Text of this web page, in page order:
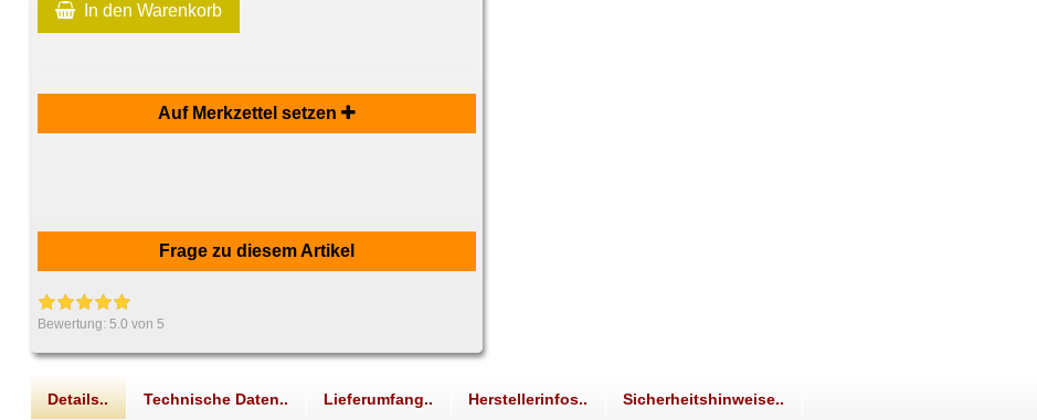
In den Warenkorb
Auf Merkzettel setzen
Frage zu diesem Artikel
Bewertung:5.0 von 5
Details.. Technische Daten.. Lieferumfang.. Herstellerinfos.. Sicherheitshinweise..